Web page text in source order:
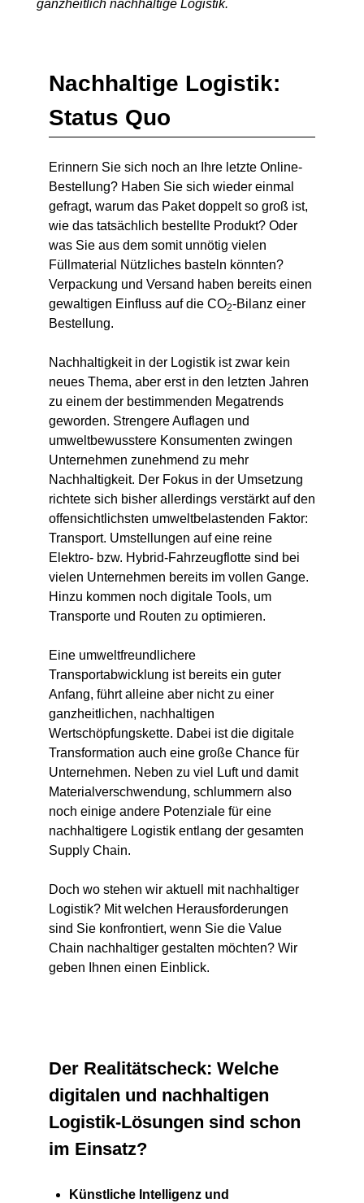
ganzheitlich nachhaltige Logistik.
Nachhaltige Logistik:
Status Quo
Erinnern Sie sich noch an Ihre letzte Online-
Bestellung? Haben Sie sich wieder einmal
gefragt, warum das Paket doppelt so groß ist,
wie das tatsächlich bestellte Produkt? Oder
was Sie aus dem somit unnötig vielen
Füllmaterial Nützliches basteln könnten?
Verpackung und Versand haben bereits einen
gewaltigen Einfluss auf die CO2-Bilanz einer
Bestellung.
Nachhaltigkeit in der Logistik ist zwar kein
neues Thema, aber erst in den letzten Jahren
zu einem der bestimmenden Megatrends
geworden. Strengere Auflagen und
umweltbewusstere Konsumenten zwingen
Unternehmen zunehmend zu mehr
Nachhaltigkeit. Der Fokus in der Umsetzung
richtete sich bisher allerdings verstärkt auf den
offensichtlichsten umweltbelastenden Faktor:
Transport. Umstellungen auf eine reine
Elektro- bzw. Hybrid-Fahrzeugflotte sind bei
vielen Unternehmen bereits im vollen Gange.
Hinzu kommen noch digitale Tools, um
Transporte und Routen zu optimieren.
Eine umweltfreundlichere
Transportabwicklung ist bereits ein guter
Anfang, führt alleine aber nicht zu einer
ganzheitlichen, nachhaltigen
Wertschöpfungskette. Dabei ist die digitale
Transformation auch eine große Chance für
Unternehmen. Neben zu viel Luft und damit
Materialverschwendung, schlummern also
noch einige andere Potenziale für eine
nachhaltigere Logistik entlang der gesamten
Supply Chain.
Doch wo stehen wir aktuell mit nachhaltiger
Logistik? Mit welchen Herausforderungen
sind Sie konfrontiert, wenn Sie die Value
Chain nachhaltiger gestalten möchten? Wir
geben Ihnen einen Einblick.
Der Realitätscheck: Welche
digitalen und nachhaltigen
Logistik-Lösungen sind schon
im Einsatz?
Künstliche Intelligenz und